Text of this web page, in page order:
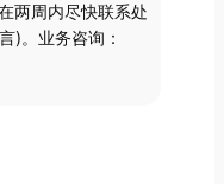
两周内尽快联系处
)。业务咨询：